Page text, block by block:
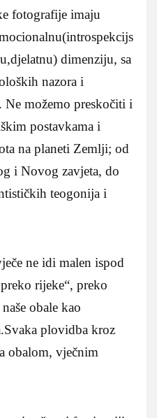
fotografije imaju
dimenziju, sa
nazora i
možemo preskočiti i
postavkama i
na planeti Zemlji; od
i Novog zavjeta, do
teogonija i
ne idi malen ispod
rijeke“, preko
obale kao
plovidba kroz
obalom, vječnim